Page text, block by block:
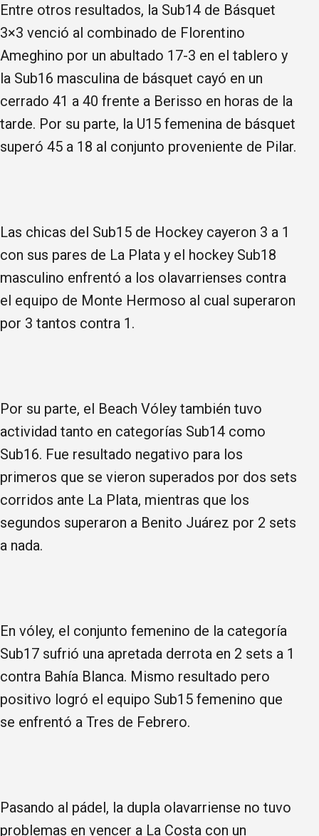
Entre otros resultados, la Sub14 de Básquet
3×3 venció al combinado de Florentino
Ameghino por un abultado 17-3 en el tablero y
la Sub16 masculina de básquet cayó en un
cerrado 41 a 40 frente a Berisso en horas de la
tarde. Por su parte, la U15 femenina de básquet
superó 45 a 18 al conjunto proveniente de Pilar.
Las chicas del Sub15 de Hockey cayeron 3 a 1
con sus pares de La Plata y el hockey Sub18
masculino enfrentó a los olavarrienses contra
el equipo de Monte Hermoso al cual superaron
por 3 tantos contra 1.
Por su parte, el Beach Vóley también tuvo
actividad tanto en categorías Sub14 como
Sub16. Fue resultado negativo para los
primeros que se vieron superados por dos sets
corridos ante La Plata, mientras que los
segundos superaron a Benito Juárez por 2 sets
a nada.
En vóley, el conjunto femenino de la categoría
Sub17 sufrió una apretada derrota en 2 sets a 1
contra Bahía Blanca. Mismo resultado pero
positivo logró el equipo Sub15 femenino que
se enfrentó a Tres de Febrero.
Pasando al pádel, la dupla olavarriense no tuvo
problemas en vencer a La Costa con un